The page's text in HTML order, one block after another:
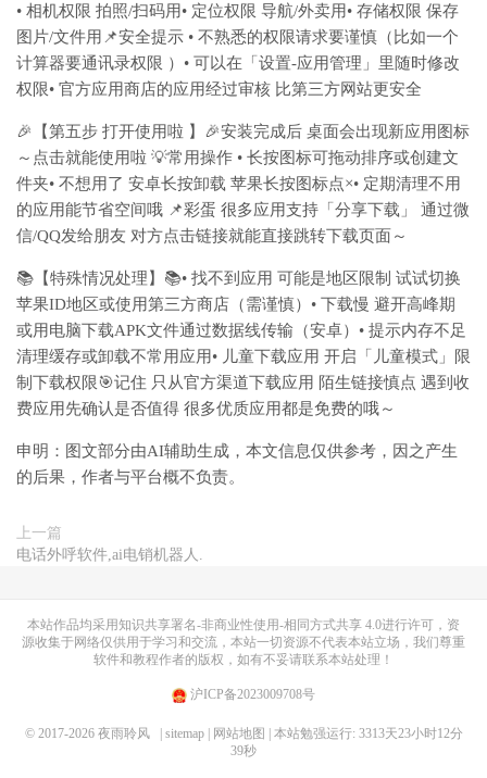
• 相机权限 拍照/扫码用• 定位权限 导航/外卖用• 存储权限 保存
图片/文件用📌安全提示 • 不熟悉的权限请求要谨慎（比如一个
计算器要通讯录权限 ）• 可以在「设置-应用管理」里随时修改
权限• 官方应用商店的应用经过审核 比第三方网站更安全
🎉【第五步 打开使用啦 】🎉安装完成后 桌面会出现新应用图标
～点击就能使用啦 💡常用操作 • 长按图标可拖动排序或创建文
件夹• 不想用了 安卓长按卸载 苹果长按图标点×• 定期清理不用
的应用能节省空间哦 📌彩蛋 很多应用支持「分享下载」 通过微
信/QQ发给朋友 对方点击链接就能直接跳转下载页面～
📚【特殊情况处理】📚• 找不到应用 可能是地区限制 试试切换
苹果ID地区或使用第三方商店（需谨慎）• 下载慢 避开高峰期
或用电脑下载APK文件通过数据线传输（安卓）• 提示内存不足
清理缓存或卸载不常用应用• 儿童下载应用 开启「儿童模式」限
制下载权限🎯记住 只从官方渠道下载应用 陌生链接慎点 遇到收
费应用先确认是否值得 很多优质应用都是免费的哦～
申明：图文部分由AI辅助生成，本文信息仅供参考，因之产生
的后果，作者与平台概不负责。
上一篇
电话外呼软件,ai电销机器人.
本站作品均采用知识共享署名-非商业性使用-相同方式共享 4.0进行许可，资
源收集于网络仅供用于学习和交流，本站一切资源不代表本站立场，我们尊重
软件和教程作者的版权，如有不妥请联系本站处理！
沪ICP备2023009708号
© 2017-2026 夜雨聆风 | sitemap | 网站地图
| 本站勉强运行: 3313天23小时12分
39秒